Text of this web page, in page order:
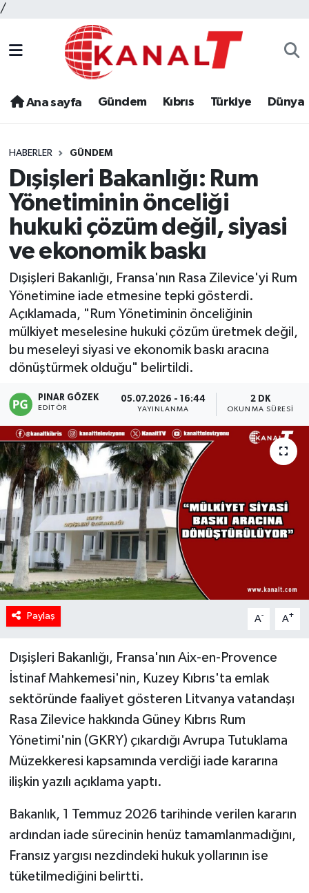
/
Ana sayfa Gündem Kıbrıs Türkiye Dünya
HABERLER GÜNDEM
Dışişleri Bakanlığı: Rum
Yönetiminin önceliği
hukuki çözüm değil, siyasi
ve ekonomik baskı
Dışişleri Bakanlığı, Fransa'nın Rasa Zilevice'yi Rum
Yönetimine iade etmesine tepki gösterdi.
Açıklamada, "Rum Yönetiminin önceliğinin
mülkiyet meselesine hukuki çözüm üretmek değil,
bu meseleyi siyasi ve ekonomik baskı aracına
dönüştürmek olduğu" belirtildi.
PINAR GÖZEK
EDITÖR
05.07.2026 - 16:44
YAYINLANMA
2 DK
OKUNMA SÜRESI
Paylaş A- A+
Dışişleri Bakanlığı, Fransa'nın Aix-en-Provence
İstinaf Mahkemesi'nin, Kuzey Kıbrıs'ta emlak
sektöründe faaliyet gösteren Litvanya vatandaşı
Rasa Zilevice hakkında Güney Kıbrıs Rum
Yönetimi'nin (GKRY) çıkardığı Avrupa Tutuklama
Müzekkeresi kapsamında verdiği iade kararına
ilişkin yazılı açıklama yaptı.
Bakanlık, 1 Temmuz 2026 tarihinde verilen kararın
ardından iade sürecinin henüz tamamlanmadığını,
Fransız yargısı nezdindeki hukuk yollarının ise
tüketilmediğini belirtti.